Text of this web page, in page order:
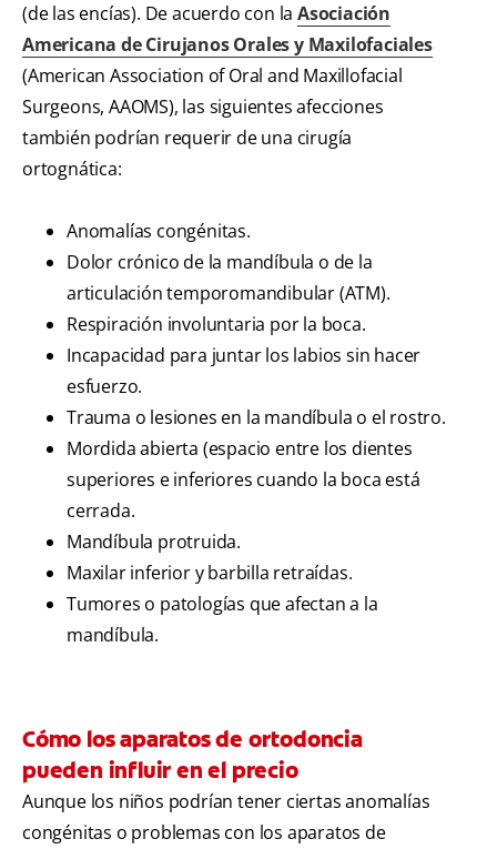
(de las encías). De acuerdo con laAsociación
Americana de Cirujanos Orales y Maxilofaciales
(American Association of Oral and Maxillofacial
Surgeons, AAOMS), las siguientes afecciones
también podrían requerir de una cirugía
ortognática:
Anomalías congénitas.
Dolor crónico de la mandíbula o de la
articulación temporomandibular (ATM).
Respiración involuntaria por la boca.
Incapacidad para juntar los labios sin hacer
esfuerzo.
Trauma o lesiones en la mandíbula o el rostro.
Mordida abierta (espacio entre los dientes
superiores e inferiores cuando la boca está
cerrada.
Mandíbula protruida.
Maxilar inferior y barbilla retraídas.
Tumores o patologías que afectan a la
mandíbula.
Cómo los aparatos de ortodoncia
pueden influir en el precio
Aunque los niños podrían tener ciertas anomalías
congénitas o problemas con los aparatos de